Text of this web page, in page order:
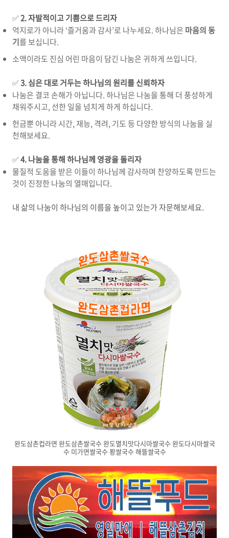
✅2.자발적이고 기쁨으로 드리자
억지로가 아니라‘즐거움과 감사’로 나누세요.하나님은 마음의 동
기를 보십니다.
소액이라도 진심 어린 마음이 담긴 나눔은 귀하게 쓰입니다.
✅3.심은 대로 거두는 하나님의 원리를 신뢰하자
나눔은 결코 손해가 아닙니다.하나님은 나눔을 통해 더 풍성하게
채워주시고, 선한 일을 넘치게 하게 하십니다.
헌금뿐 아니라 시간, 재능, 격려, 기도 등 다양한 방식의 나눔을 실
천해보세요.
✅4.나눔을 통해 하나님께 영광을 돌리자
물질적 도움을 받은 이들이 하나님께 감사하며 찬양하도록 만드는
것이 진정한 나눔의 열매입니다.
내 삶의 나눔이 하나님의 이름을 높이고 있는가 자문해보세요.
완도삼촌컵라면 완도삼촌쌀국수 완도멸치맛다시마쌀국수 완도다시마쌀국
수 미가면쌀국수 퐝쌀국수 해뜰쌀국수